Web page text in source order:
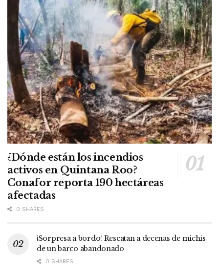
¿Dónde están los incendios
activos en Quintana Roo?
Conafor reporta 190 hectáreas
afectadas
0 SHARES
¡Sorpresa a bordo! Rescatan a decenas de michis
de un barco abandonado
0 SHARES